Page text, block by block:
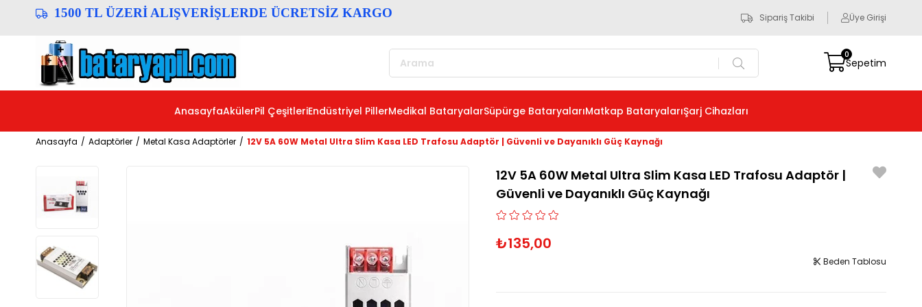
1500 TL ÜZERİ ALIŞVERİŞLERDE ÜCRETSİZ KARGO Sipariş Takibi Üye Girişi
Sepetim
0
AnasayfaAkülerPil ÇeşitleriEndüstriyel PillerMedikal BataryalarSüpürge BataryalarıMatkap BataryalarıŞarj Cihazları
Anasayfa Adaptörler Metal Kasa Adaptörler 12V 5A 60W Metal Ultra Slim Kasa LED Trafosu Adaptör | Güvenli ve Dayanıklı Güç Kaynağı
12V 5A 60W Metal Ultra Slim Kasa LED Trafosu Adaptör |
Güvenli ve Dayanıklı Güç Kaynağı
₺135,00
Beden Tablosu